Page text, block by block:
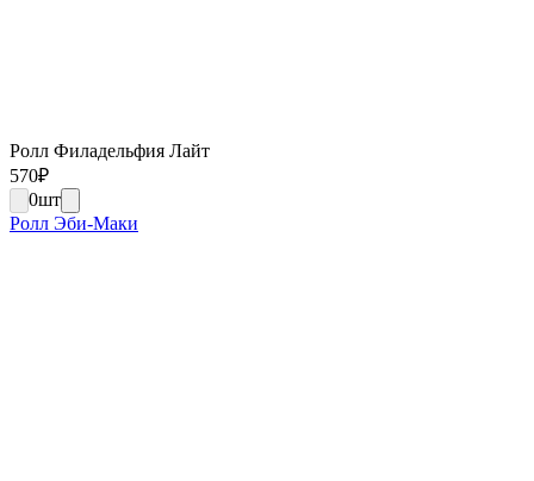
Ролл Филадельфия Лайт
570₽
0шт
Ролл Эби-Маки